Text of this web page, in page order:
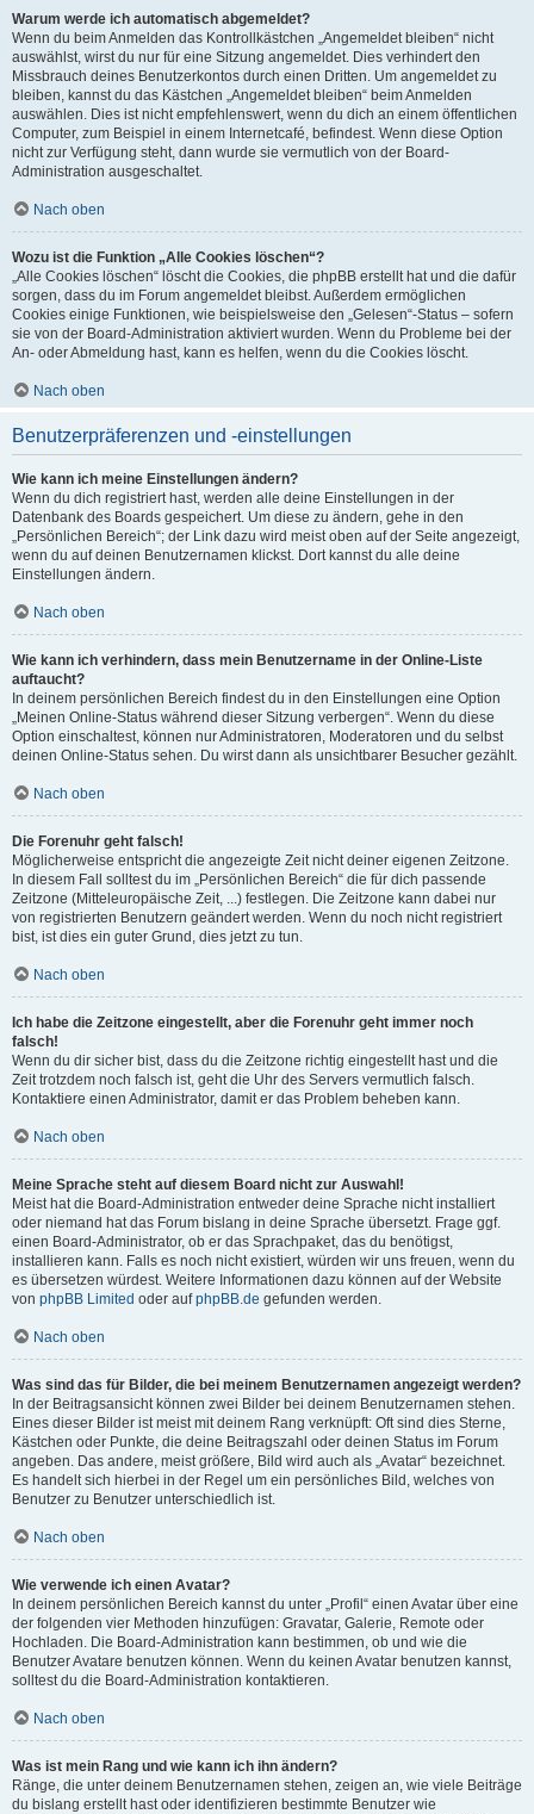
Warum werde ich automatisch abgemeldet?
Wenn du beim Anmelden das Kontrollkästchen „Angemeldet bleiben“ nicht
auswählst, wirst du nur für eine Sitzung angemeldet. Dies verhindert den
Missbrauch deines Benutzerkontos durch einen Dritten. Um angemeldet zu
bleiben, kannst du das Kästchen „Angemeldet bleiben“ beim Anmelden
auswählen. Dies ist nicht empfehlenswert, wenn du dich an einem öffentlichen
Computer, zum Beispiel in einem Internetcafé, befindest. Wenn diese Option
nicht zur Verfügung steht, dann wurde sie vermutlich von der Board-
Administration ausgeschaltet.
Nach oben
Wozu ist die Funktion „Alle Cookies löschen“?
„Alle Cookies löschen“ löscht die Cookies, die phpBB erstellt hat und die dafür
sorgen, dass du im Forum angemeldet bleibst. Außerdem ermöglichen
Cookies einige Funktionen, wie beispielsweise den „Gelesen“-Status – sofern
sie von der Board-Administration aktiviert wurden. Wenn du Probleme bei der
An- oder Abmeldung hast, kann es helfen, wenn du die Cookies löscht.
Nach oben
Benutzerpräferenzen und -einstellungen
Wie kann ich meine Einstellungen ändern?
Wenn du dich registriert hast, werden alle deine Einstellungen in der
Datenbank des Boards gespeichert. Um diese zu ändern, gehe in den
„Persönlichen Bereich“; der Link dazu wird meist oben auf der Seite angezeigt,
wenn du auf deinen Benutzernamen klickst. Dort kannst du alle deine
Einstellungen ändern.
Nach oben
Wie kann ich verhindern, dass mein Benutzername in der Online-Liste
auftaucht?
In deinem persönlichen Bereich findest du in den Einstellungen eine Option
„Meinen Online-Status während dieser Sitzung verbergen“. Wenn du diese
Option einschaltest, können nur Administratoren, Moderatoren und du selbst
deinen Online-Status sehen. Du wirst dann als unsichtbarer Besucher gezählt.
Nach oben
Die Forenuhr geht falsch!
Möglicherweise entspricht die angezeigte Zeit nicht deiner eigenen Zeitzone.
In diesem Fall solltest du im „Persönlichen Bereich“ die für dich passende
Zeitzone (Mitteleuropäische Zeit, ...) festlegen. Die Zeitzone kann dabei nur
von registrierten Benutzern geändert werden. Wenn du noch nicht registriert
bist, ist dies ein guter Grund, dies jetzt zu tun.
Nach oben
Ich habe die Zeitzone eingestellt, aber die Forenuhr geht immer noch
falsch!
Wenn du dir sicher bist, dass du die Zeitzone richtig eingestellt hast und die
Zeit trotzdem noch falsch ist, geht die Uhr des Servers vermutlich falsch.
Kontaktiere einen Administrator, damit er das Problem beheben kann.
Nach oben
Meine Sprache steht auf diesem Board nicht zur Auswahl!
Meist hat die Board-Administration entweder deine Sprache nicht installiert
oder niemand hat das Forum bislang in deine Sprache übersetzt. Frage ggf.
einen Board-Administrator, ob er das Sprachpaket, das du benötigst,
installieren kann. Falls es noch nicht existiert, würden wir uns freuen, wenn du
es übersetzen würdest. Weitere Informationen dazu können auf der Website
von phpBB Limited oder aufphpBB.de gefunden werden.
Nach oben
Was sind das für Bilder, die bei meinem Benutzernamen angezeigt werden?
In der Beitragsansicht können zwei Bilder bei deinem Benutzernamen stehen.
Eines dieser Bilder ist meist mit deinem Rang verknüpft: Oft sind dies Sterne,
Kästchen oder Punkte, die deine Beitragszahl oder deinen Status im Forum
angeben. Das andere, meist größere, Bild wird auch als „Avatar“ bezeichnet.
Es handelt sich hierbei in der Regel um ein persönliches Bild, welches von
Benutzer zu Benutzer unterschiedlich ist.
Nach oben
Wie verwende ich einen Avatar?
In deinem persönlichen Bereich kannst du unter „Profil“ einen Avatar über eine
der folgenden vier Methoden hinzufügen: Gravatar, Galerie, Remote oder
Hochladen. Die Board-Administration kann bestimmen, ob und wie die
Benutzer Avatare benutzen können. Wenn du keinen Avatar benutzen kannst,
solltest du die Board-Administration kontaktieren.
Nach oben
Was ist mein Rang und wie kann ich ihn ändern?
Ränge, die unter deinem Benutzernamen stehen, zeigen an, wie viele Beiträge
du bislang erstellt hast oder identifizieren bestimmte Benutzer wie